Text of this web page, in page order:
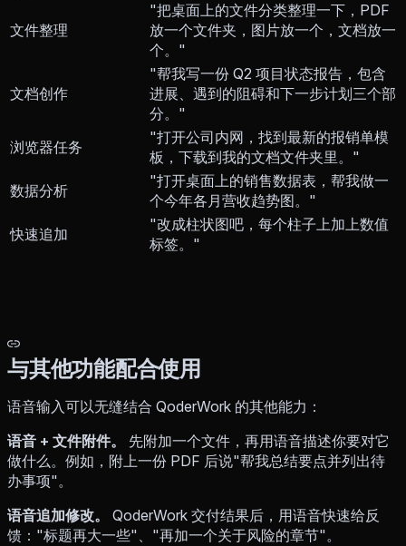
文件整理
"把桌面上的文件分类整理一下，PDF
放一个文件夹，图片放一个，文档放一
个。"
文档创作
"帮我写一份 Q2 项目状态报告，包含
进展、遇到的阻碍和下一步计划三个部
分。"
浏览器任务
"打开公司内网，找到最新的报销单模
板，下载到我的文档文件夹里。"
数据分析
"打开桌面上的销售数据表，帮我做一
个今年各月营收趋势图。"
快速追加
"改成柱状图吧，每个柱子上加上数值
标签。"
与其他功能配合使用
语音输入可以无缝结合 QoderWork 的其他能力：
语音 + 文件附件。
先附加一个文件，再用语音描述你要对它
做什么。例如，附上一份 PDF 后说"帮我总结要点并列出待
办事项"。
语音追加修改。
QoderWork 交付结果后，用语音快速给反
馈："标题再大一些"、"再加一个关于风险的章节"。